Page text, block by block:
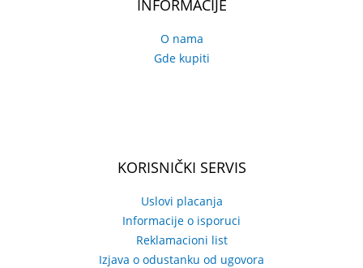
INFORMACIJE
O nama
Gde kupiti
KORISNIČKI SERVIS
Uslovi placanja
Informacije o isporuci
Reklamacioni list
Izjava o odustanku od ugovora